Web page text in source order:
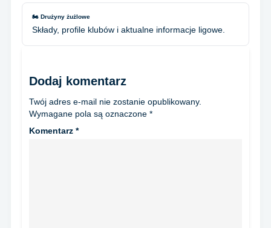
🏍️ Drużyny żużlowe
Składy, profile klubów i aktualne informacje ligowe.
Dodaj komentarz
Twój adres e-mail nie zostanie opublikowany.
Wymagane pola są oznaczone *
Komentarz *